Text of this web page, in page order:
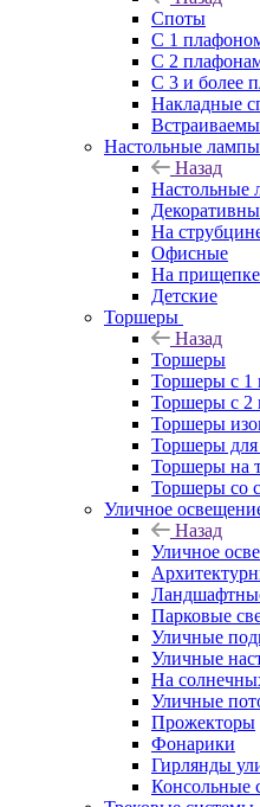
Споты
С 1
С 2
С 3 и более
Накладные
Настольные лампы
Назад
Настольные
На
Офисные
На прищепке
Детские
Торшеры
Назад
Торшеры
Торшеры с 1
Торшеры с 2
Торшеры
Торшеры для
Торшеры на
Торшеры со
Уличное
Назад
Уличное
Парковые
Уличные
Уличные
На
Уличные
Прожекторы
Фонарики
Гирлянды
Консольные